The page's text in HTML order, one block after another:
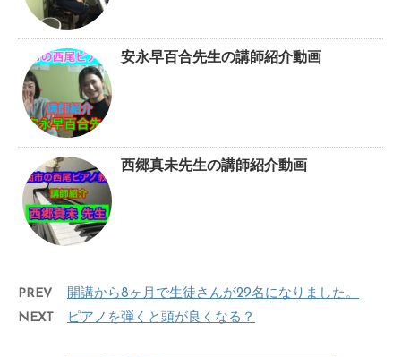
安永早百合先生の講師紹介動画
西郷真未先生の講師紹介動画
PREV
開講から8ヶ月で生徒さんが29名になりました。
NEXT
ピアノを弾くと頭が良くなる？